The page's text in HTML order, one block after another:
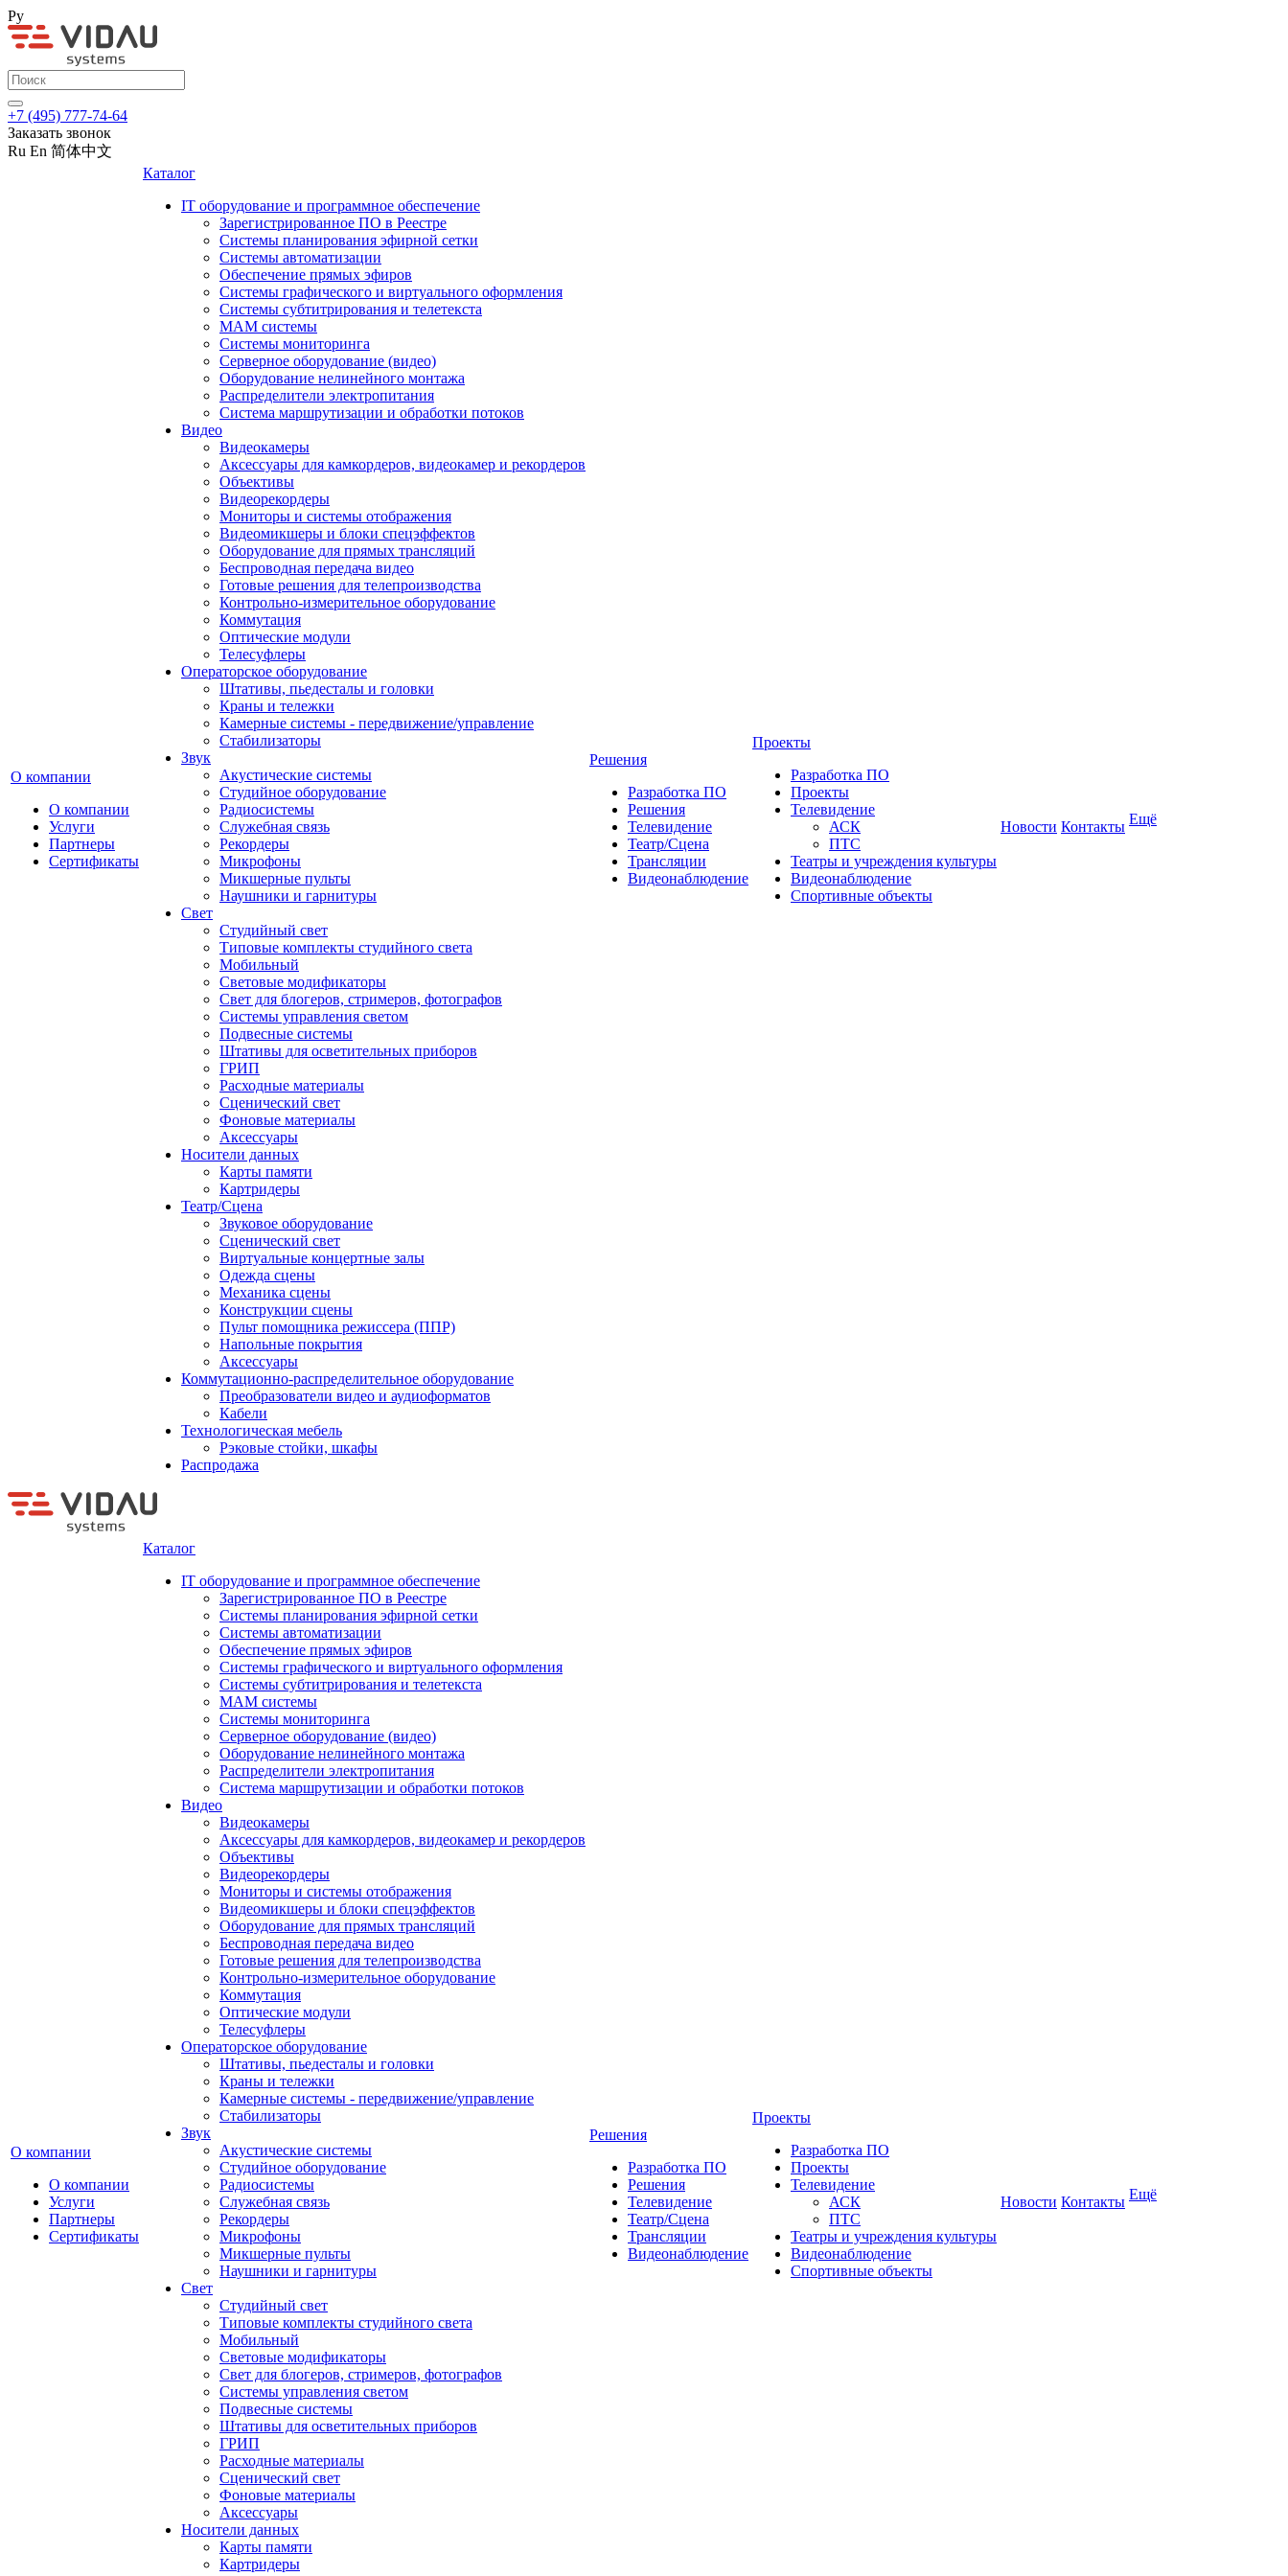
Ру
+7 (495) 777-74-64
Заказать звонок
Ru En 简体中文
О компании
О компании
Услуги
Партнеры
Сертификаты
Каталог
IT оборудование и программное обеспечение
Зарегистрированное ПО в Реестре
Системы планирования эфирной сетки
Системы автоматизации
Обеспечение прямых эфиров
Системы графического и виртуального оформления
Системы субтитрирования и телетекста
MAM системы
Системы мониторинга
Серверное оборудование (видео)
Оборудование нелинейного монтажа
Распределители электропитания
Система маршрутизации и обработки потоков
Видео
Видеокамеры
Аксессуары для камкордеров, видеокамер и рекордеров
Объективы
Видеорекордеры
Мониторы и системы отображения
Видеомикшеры и блоки спецэффектов
Оборудование для прямых трансляций
Беспроводная передача видео
Готовые решения для телепроизводства
Контрольно-измерительное оборудование
Коммутация
Оптические модули
Телесуфлеры
Операторское оборудование
Штативы, пьедесталы и головки
Краны и тележки
Камерные системы - передвижение/управление
Стабилизаторы
Звук
Акустические системы
Студийное оборудование
Радиосистемы
Служебная связь
Рекордеры
Микрофоны
Микшерные пульты
Наушники и гарнитуры
Свет
Студийный свет
Типовые комплекты студийного света
Мобильный
Световые модификаторы
Свет для блогеров, стримеров, фотографов
Системы управления светом
Подвесные системы
Штативы для осветительных приборов
ГРИП
Расходные материалы
Сценический свет
Фоновые материалы
Аксессуары
Носители данных
Карты памяти
Картридеры
Театр/Сцена
Звуковое оборудование
Сценический свет
Виртуальные концертные залы
Одежда сцены
Механика сцены
Конструкции сцены
Пульт помощника режиссера (ППР)
Напольные покрытия
Аксессуары
Коммутационно-распределительное оборудование
Преобразователи видео и аудиоформатов
Кабели
Технологическая мебель
Рэковые стойки, шкафы
Распродажа
Решения
Разработка ПО
Решения
Телевидение
Театр/Сцена
Трансляции
Видеонаблюдение
Проекты
Разработка ПО
Проекты
Телевидение
АСК
ПТС
Театры и учреждения культуры
Видеонаблюдение
Спортивные объекты
Новости Контакты Ещё
О компании
О компании
Услуги
Партнеры
Сертификаты
Каталог
IT оборудование и программное обеспечение
Зарегистрированное ПО в Реестре
Системы планирования эфирной сетки
Системы автоматизации
Обеспечение прямых эфиров
Системы графического и виртуального оформления
Системы субтитрирования и телетекста
MAM системы
Системы мониторинга
Серверное оборудование (видео)
Оборудование нелинейного монтажа
Распределители электропитания
Система маршрутизации и обработки потоков
Видео
Видеокамеры
Аксессуары для камкордеров, видеокамер и рекордеров
Объективы
Видеорекордеры
Мониторы и системы отображения
Видеомикшеры и блоки спецэффектов
Оборудование для прямых трансляций
Беспроводная передача видео
Готовые решения для телепроизводства
Контрольно-измерительное оборудование
Коммутация
Оптические модули
Телесуфлеры
Операторское оборудование
Штативы, пьедесталы и головки
Краны и тележки
Камерные системы - передвижение/управление
Стабилизаторы
Звук
Акустические системы
Студийное оборудование
Радиосистемы
Служебная связь
Рекордеры
Микрофоны
Микшерные пульты
Наушники и гарнитуры
Свет
Студийный свет
Типовые комплекты студийного света
Мобильный
Световые модификаторы
Свет для блогеров, стримеров, фотографов
Системы управления светом
Подвесные системы
Штативы для осветительных приборов
ГРИП
Расходные материалы
Сценический свет
Фоновые материалы
Аксессуары
Носители данных
Карты памяти
Картридеры
Решения
Разработка ПО
Решения
Телевидение
Театр/Сцена
Трансляции
Видеонаблюдение
Проекты
Разработка ПО
Проекты
Телевидение
АСК
ПТС
Театры и учреждения культуры
Видеонаблюдение
Спортивные объекты
Новости Контакты Ещё